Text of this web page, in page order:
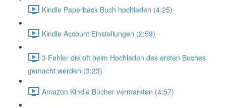
Kindle Paperback Buch hochladen (4:25)
Kindle Account Einstellungen (2:59)
3 Fehler die oft beim Hochladen des ersten Buches
gemacht werden (3:23)
Amazon Kindle Bücher vermarkten (4:57)